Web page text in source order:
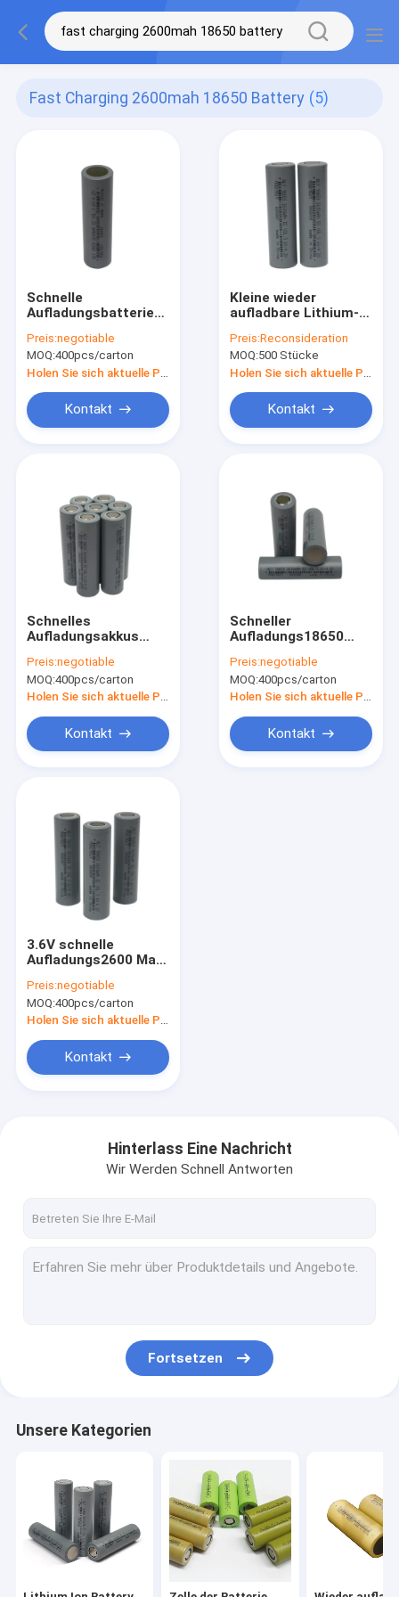
Fast Charging 2600mah 18650 Battery (5)
Schnelle
Aufladungsbatterie
wieder aufladbar für
elektrische Produkte
Preis:negotiable
MOQ:400pcs/carton
Kontakt
Kleine wieder
aufladbare Lithium-
2600mah 18650 für
Toy Cars
Preis:Reconsideration
MOQ:500 Stücke
Kontakt
Schnelles
Aufladungsakkus
Battery Cells 3.6V
18650 FCC
Preis:negotiable
MOQ:400pcs/carton
Kontakt
Schneller
Aufladungs18650
Lithium-
Sammlerzellen-0.5C
Preis:negotiable
MOQ:400pcs/carton
Kontakt
3.6V schnelle
Aufladungs2600 Mah
Battery 18650 Zellen
Lifepo4
Preis:negotiable
MOQ:400pcs/carton
Holen Sie sich aktuelle Preis
Kontakt
Hinterlass Eine Nachricht
Wir Werden Schnell Antworten
Fortsetzen
Unsere Kategorien